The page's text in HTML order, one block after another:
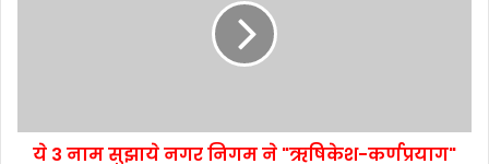
ये 3 नाम सुझाये नगर निगम ने "ऋषिकेश-कर्णप्रयाग"